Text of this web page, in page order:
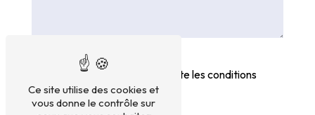
En cochant cette case, j'accepte les conditions
particulières ci-dessous **
Ce site utilise des cookies et
vous donne le contrôle sur